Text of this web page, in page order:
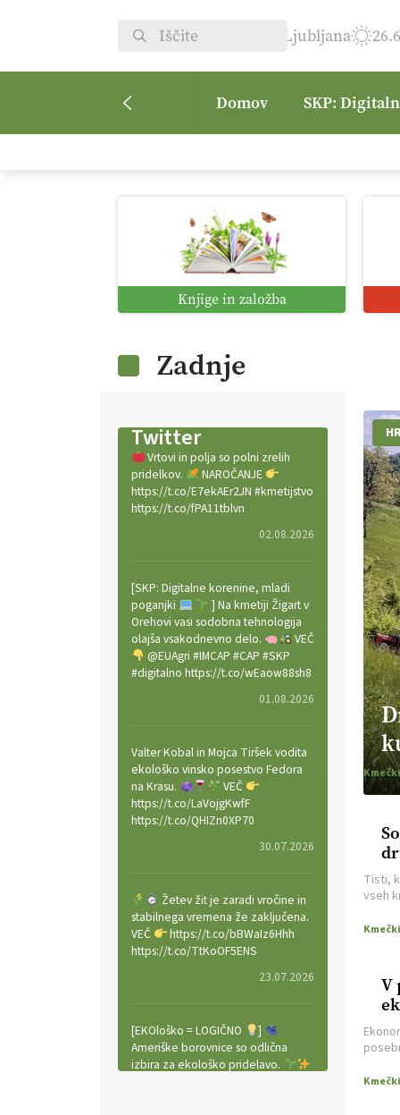
Ljubljana
Domov SKP:
Knjige in založba
Zadnje
Twitter
Vrtovi in polja so polni zrelih
pridelkov.
NAROČANJE
https://t.co/E7ekAEr2JN #kmetijstvo
https://t.co/fPA11tblvn
02.08.2026
[SKP: Digitalne korenine, mladi
poganjki
] Na kmetiji Žigart v
Orehovi vasi sodobna tehnologija
olajša vsakodnevno delo.
VEČ
@EUAgri #IMCAP #CAP #SKP
#digitalno https://t.co/wEaow88sh8
01.08.2026
Valter Kobal in Mojca Tiršek vodita
ekološko vinsko posestvo Fedora
na Krasu.
VEČ
https://t.co/LaVojgKwfF
https://t.co/QHIZn0XP70
30.07.2026
Žetev žit je zaradi vročine in
stabilnega vremena že zaključena.
VEČ
https://t.co/bBWaIz6Hhh
https://t.co/TtKoOF5ENS
23.07.2026
[EKOloško = LOGIČNO
]
Ameriške borovnice so odlična
izbira za ekološko pridelavo.
Tisti,
vseh
V